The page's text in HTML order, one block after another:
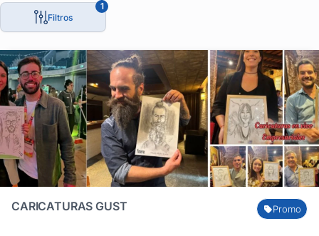
Filtros
1
CARICATURAS GUST Promo